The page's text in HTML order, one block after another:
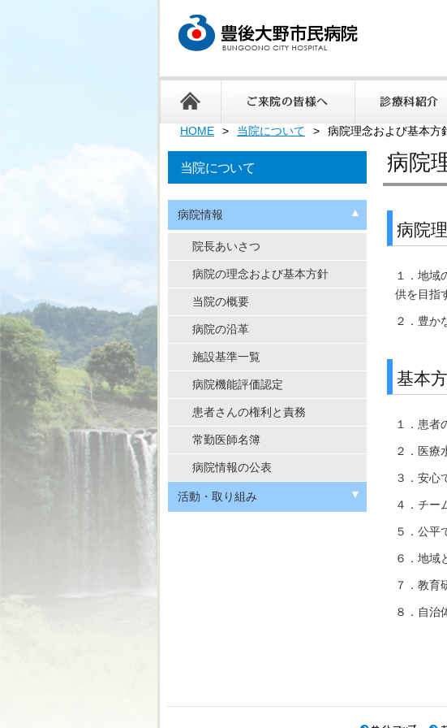
HOME 当院について 病院理念および基本方
当院について
病院情報
院長あいさつ
病院の理念および基本方針
当院の概要
病院の沿革
施設基準一覧
病院機能評価認定
患者さんの権利と責務
常勤医師名簿
病院情報の公表
活動・取り組み
病院
病院
１．地域
供を目指
２．豊か
基本
１．患者
２．医療
３．安心
４．チー
５．公平
６．地域
７．教育
８．自治